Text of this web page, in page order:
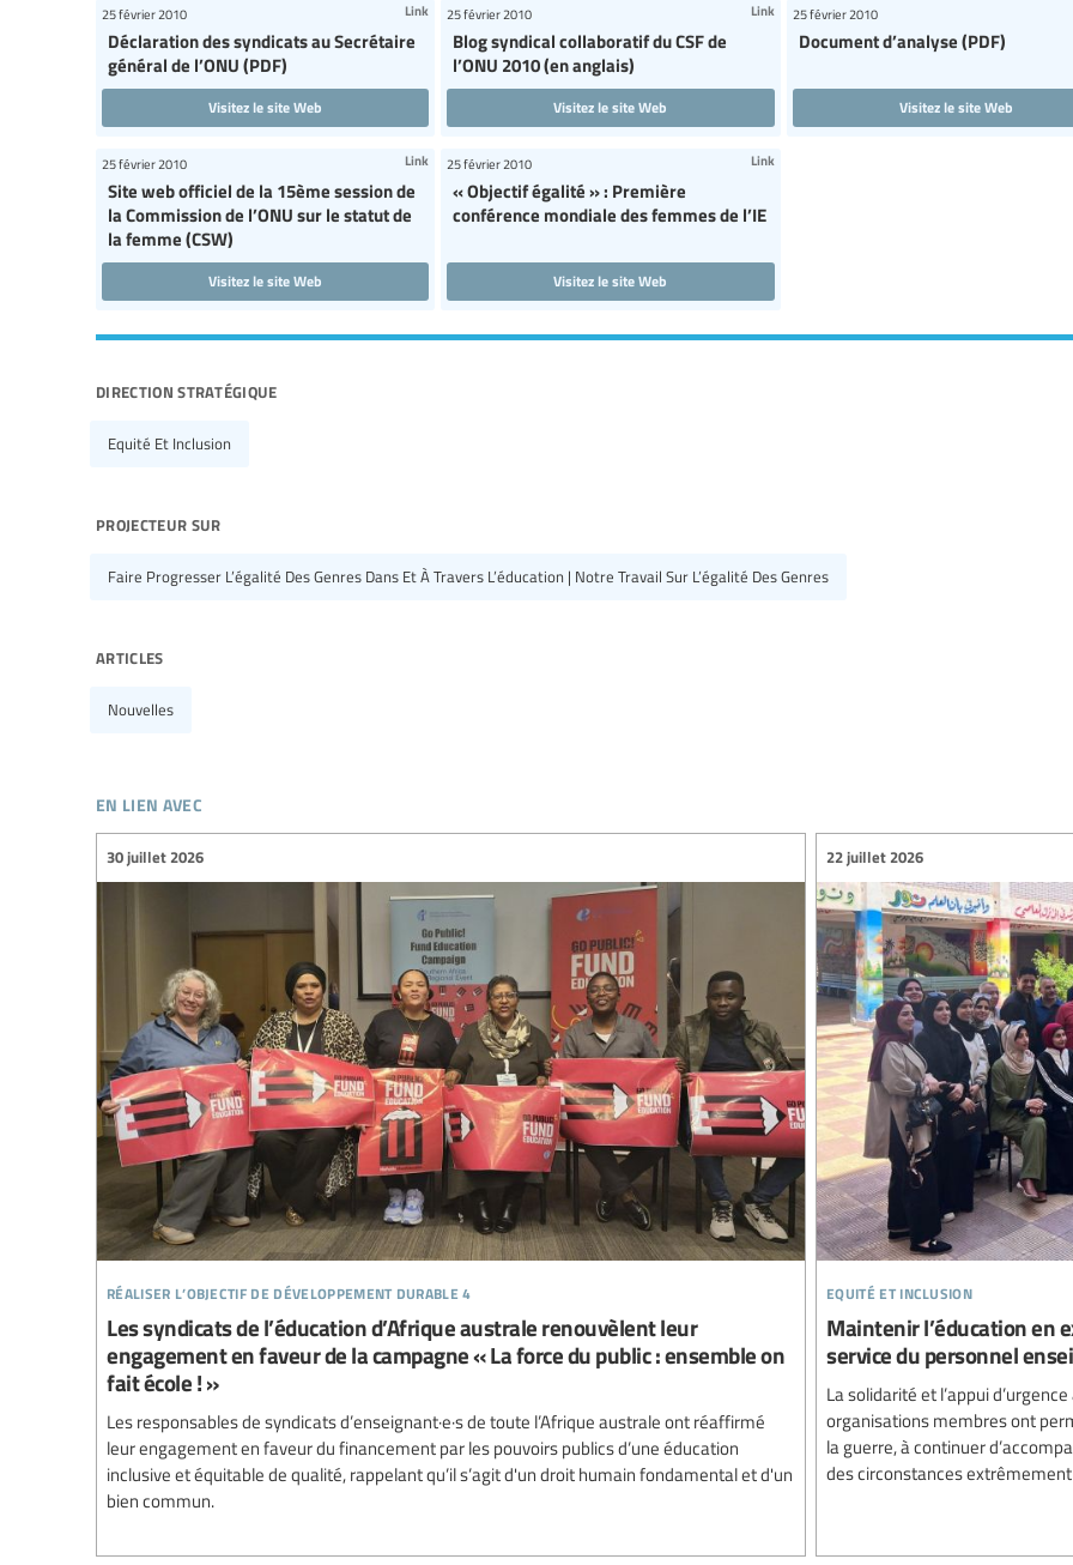
Déclaration des syndicats au Secrétaire
général de l’ONU (PDF)
25 février 2010 Link
Visitez le site Web
Blog syndical collaboratif du CSF de
l’ONU 2010 (en anglais)
25 février 2010 Link
Visitez le site Web
Document d’analyse (PDF)
25 février 2010
Visitez le site Web
Site web officiel de la 15ème session de
la Commission de l’ONU sur le statut de
la femme (CSW)
25 février 2010 Link
Visitez le site Web
« Objectif égalité » : Première
conférence mondiale des femmes de l’IE
25 février 2010 Link
Visitez le site Web
direction stratégique
Equité Et Inclusion
projecteur sur
Faire Progresser L’égalité Des Genres Dans Et À Travers L’éducation | Notre Travail Sur L’égalité Des Genres
articles
Nouvelles
en lien avec
réaliser l’objectif de développement durable 4
30 juillet 2026
Les syndicats de l’éducation d’Afrique australe renouvèlent leur
engagement en faveur de la campagne « La force du public : ensemble on
fait école ! »
Les responsables de syndicats d’enseignant·e·s de toute l’Afrique australe ont réaffirmé
leur engagement en faveur du financement par les pouvoirs publics d’une éducation
inclusive et équitable de qualité, rappelant qu’il s’agit d'un droit humain fondamental et d'un
bien commun.
equité et inclusion
22 juillet 2026
Maintenir l’éducation en
service du personnel
La solidarité et l’appui
organisations membres ont
la guerre, à continuer
des circonstances